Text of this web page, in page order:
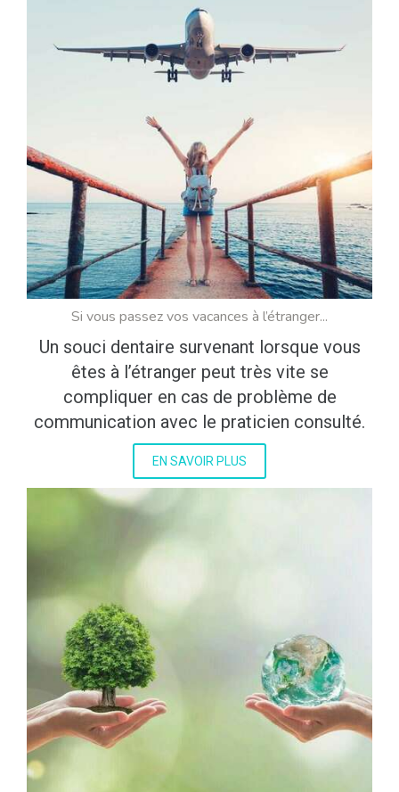
Si vous passez vos vacances à l’étranger...
Un souci dentaire survenant lorsque vous
êtes à l’étranger peut très vite se
compliquer en cas de problème de
communication avec le praticien consulté.
EN SAVOIR PLUS